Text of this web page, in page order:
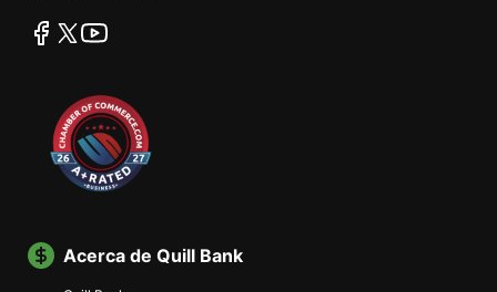
facebook
twitteryoutube
Acerca de Quill Bank